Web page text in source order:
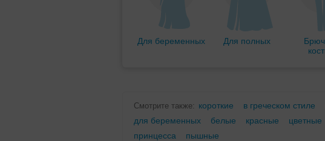
Для беременных Для полных
Смотрите также: короткие в греческом стиле
для беременных
белые красные цветные
принцесса
пышные